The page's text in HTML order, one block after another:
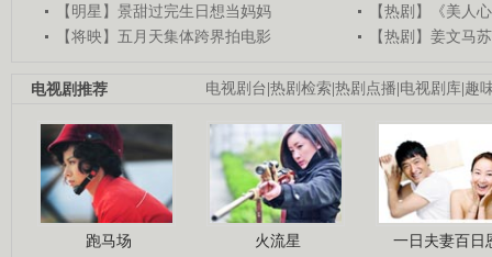
【明星】景甜过完生日想当妈妈
【热剧】《美人
【将映】五月天集体跨界拍电影
【热剧】姜文马
电视剧台|热剧检索|热剧点播|电视剧库|趣
电视剧推荐
跑马场 火流星 一日夫妻百日